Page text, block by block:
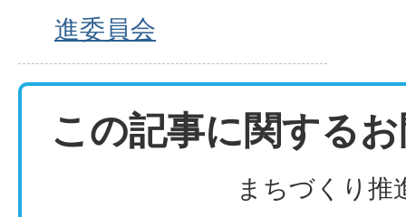
進委員会
この記事に関する
まちづくり推